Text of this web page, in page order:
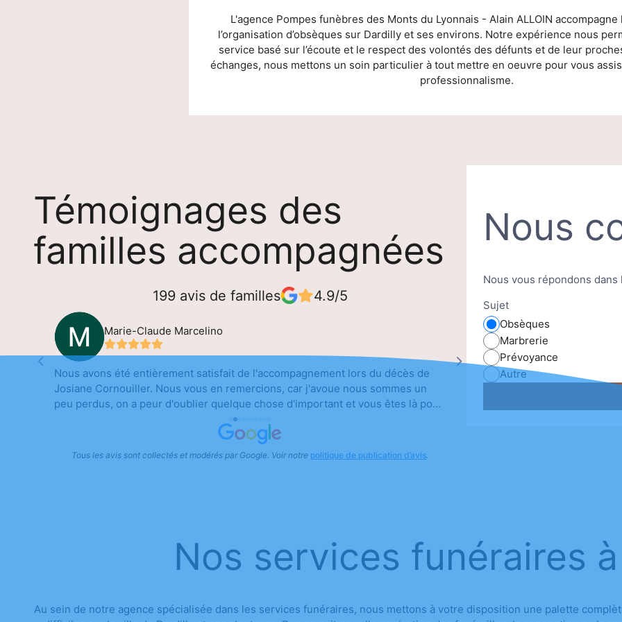
L'agence Pompes funèbres des Monts du Lyonnais - Alain ALLOIN
l’organisation d’obsèques sur Dardilly et ses environs. Notre expérience nous
service basé sur l’écoute et le respect des volontés des défunts et de leur
échanges, nous mettons un soin particulier à tout mettre en oeuvre pour vous
professionnalisme.
Témoignages des
familles accompagnées
199 avis de familles 4.9/5
Marie-Claude Marcelino
Nous avons été entièrement satisfait de l'accompagnement lors du décès de
Josiane Cornouiller. Nous vous en remercions, car j'avoue nous sommes un
peu perdus, on a peur d'oublier quelque chose d'important et vous êtes là pour
Antoine Moll
Un grand Merci à MR ALLOIN et
accompagner pendant cette
l'hommage qu'elle méritait et qui
Tous les avis sont collectés et modérés par Google. Voir notre politique de publication d’avis
Nous
Nous vous répondons
Sujet
Obsèques
Marbrerie
Prévoyance
Autre
Nos services funéraires
Au sein de notre agence spécialisée dans les services funéraires, nous mettons à votre disposition une palette